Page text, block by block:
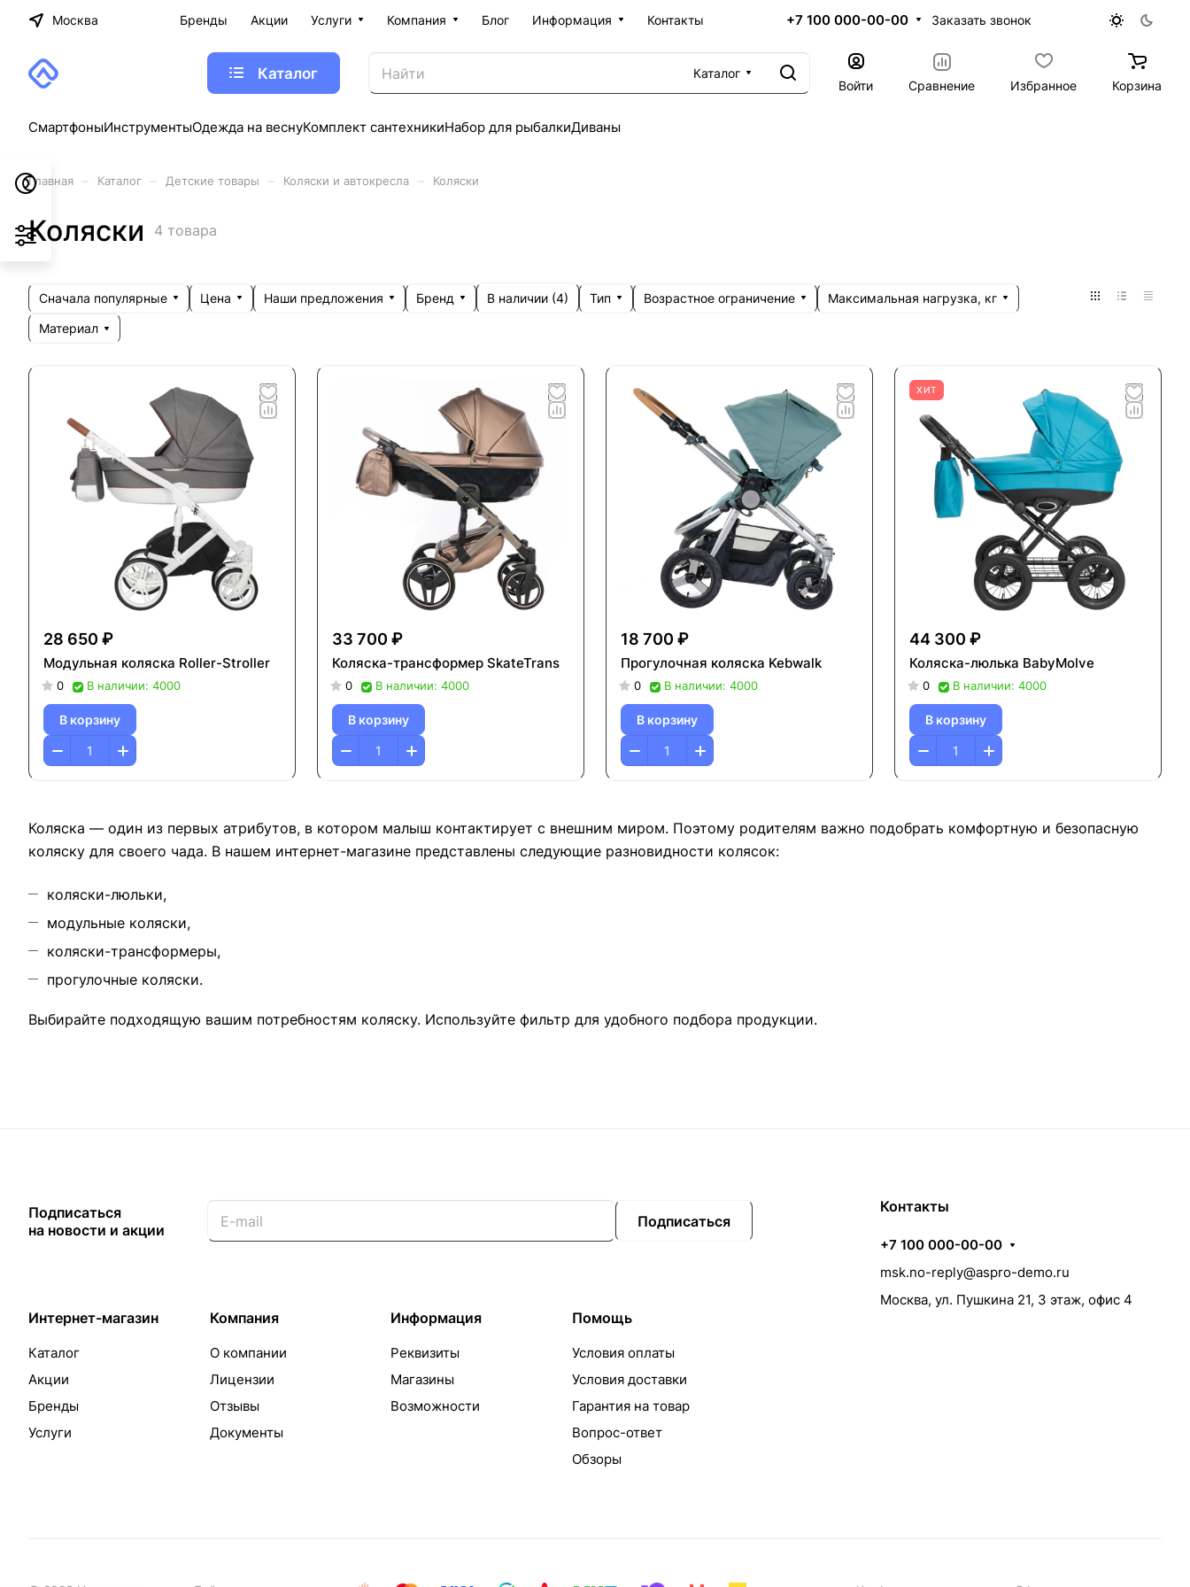
Москва Бренды Акции Услуги Компания Блог Информация Контакты +7 100 000-00-00 Заказать звонок
Каталог
Каталог
Войти
Сравнение Избранное Корзина
СмартфоныИнструментыОдежда на веснуКомплект сантехникиНабор для рыбалкиДиваны
Главная Каталог Детские товары Коляски и автокресла Коляски
Коляски 4 товара
Сначала популярные Цена Наши предложения Бренд В наличии (4) Тип Возрастное ограничение Максимальная нагрузка, кг
Материал
28 650 ₽
Модульная коляска Roller-Stroller
0 В наличии: 4000
В корзину
33 700 ₽
Коляска-трансформер SkateTrans
0 В наличии: 4000
В корзину
18 700 ₽
Прогулочная коляска Kebwalk
0 В наличии: 4000
В корзину
ХИТ
44 300 ₽
Коляска-люлька BabyMolve
0 В наличии: 4000
В корзину
Коляска — один из первых атрибутов, в котором малыш контактирует с внешним миром. Поэтому родителям важно подобрать комфортную и безопасную
коляску для своего чада. В нашем интернет-магазине представлены следующие разновидности колясок:
коляски-люльки,
модульные коляски,
коляски-трансформеры,
прогулочные коляски.
Выбирайте подходящую вашим потребностям коляску. Используйте фильтр для удобного подбора продукции.
Подписаться
на новости и акции
Подписаться
Интернет-магазин
Каталог
Акции
Бренды
Услуги
Компания
О компании
Лицензии
Отзывы
Документы
Информация
Реквизиты
Магазины
Возможности
Помощь
Условия оплаты
Условия доставки
Гарантия на товар
Вопрос-ответ
Обзоры
Контакты
+7 100 000-00-00
msk.no-reply@aspro-demo.ru
Москва, ул. Пушкина 21, 3 этаж, офис 4